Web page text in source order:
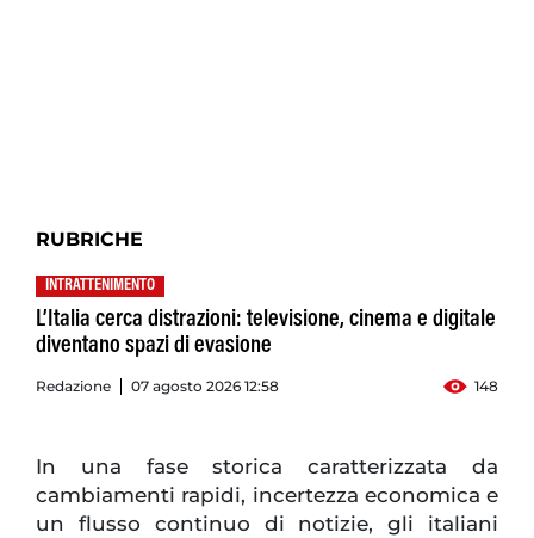
RUBRICHE
INTRATTENIMENTO
L’Italia cerca distrazioni: televisione, cinema e digitale
diventano spazi di evasione
Redazione 07 agosto 2026 12:58 148
In una fase storica caratterizzata da
cambiamenti rapidi, incertezza economica e
un flusso continuo di notizie, gli italiani